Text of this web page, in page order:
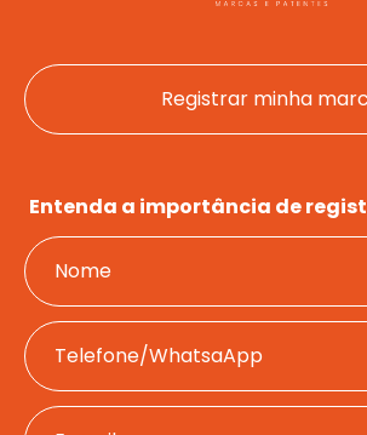
Registrar minha
Entenda a importância de